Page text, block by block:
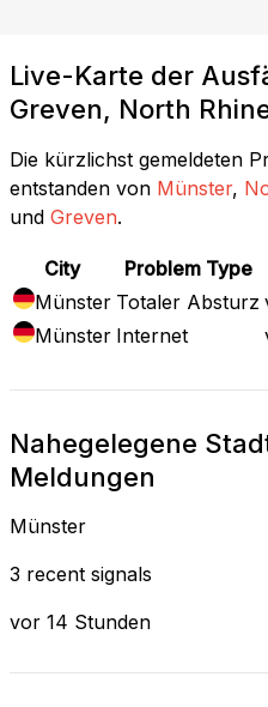
Live-Karte der
Greven, North
Die kürzlichst gemeldeten
entstanden von Münster,
und Greven.
City Problem Type
Münster Totaler Absturz
Münster Internet
Nahegelegene
Meldungen
Münster
3 recent signals
vor 14 Stunden